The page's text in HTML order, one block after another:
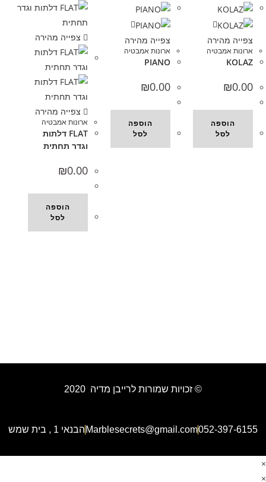
צפייה מהירה
צפייה מהירה
ארונות אמבטיה
FLAT דלתות
וגדר תחתית
₪0.00
הוספה
לסל
צפייה מהירה
ארונות אמבטיה
PIANO
₪0.00
הוספה
לסל
צפייה מהירה
ארונות אמבטיה
KOLAZ
₪0.00
הוספה
לסל
052-397-6155
Marblesecrets@gmail.com הבנאי 1 , בית שמש
© זכויות שמורות לרייבן מדיה 2020
×
×